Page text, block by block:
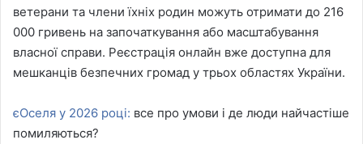
ветерани та члени їхніх родин можуть отримати до 216
000 гривень на започаткування або масштабування
власної справи. Реєстрація онлайн вже доступна для
мешканців безпечних громад у трьох областях України.
єОселя у 2026 році: все про умови і де люди найчастіше
помиляються?